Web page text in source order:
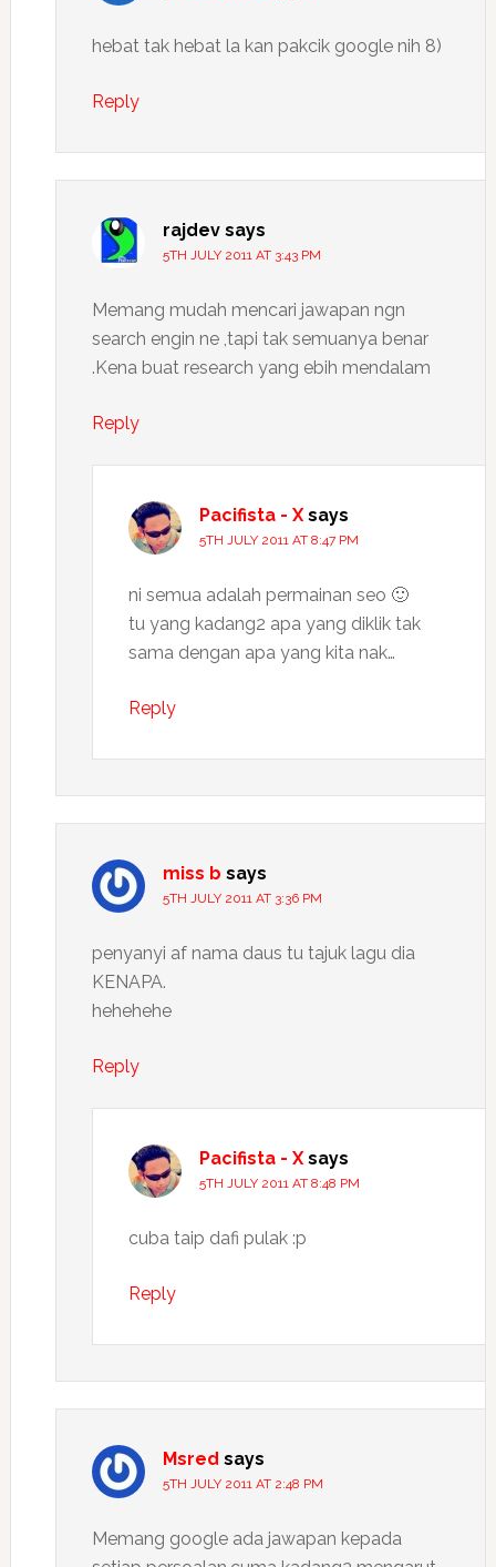
hebat tak hebat la kan pakcik google nih 8)
Reply
rajdev says
5TH JULY 2011 AT 3:43 PM
Memang mudah mencari jawapan ngn
search engin ne ,tapi tak semuanya benar
.Kena buat research yang ebih mendalam
Reply
Pacifista - X says
5TH JULY 2011 AT 8:47 PM
ni semua adalah permainan seo 🙂
tu yang kadang2 apa yang diklik tak
sama dengan apa yang kita nak…
Reply
miss b says
5TH JULY 2011 AT 3:36 PM
penyanyi af nama daus tu tajuk lagu dia
KENAPA.
hehehehe
Reply
Pacifista - X says
5TH JULY 2011 AT 8:48 PM
cuba taip dafi pulak :p
Reply
Msred says
5TH JULY 2011 AT 2:48 PM
Memang google ada jawapan kepada